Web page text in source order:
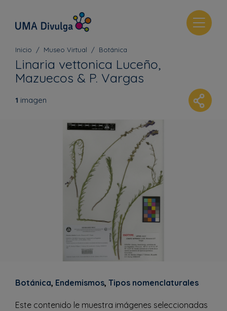
T
o
a
Inicio Museo Virtual Botánica
Linaria vettonica Luceño,
Mazuecos & P. Vargas
1 imagen
Botánica, Endemismos, Tipos nomenclaturales
Este contenido le muestra imágenes seleccionadas